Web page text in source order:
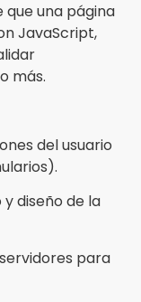
que una página
JavaScript,
más.
del usuario
diseño de la
para